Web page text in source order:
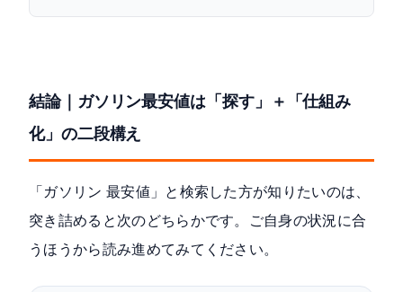
ガソリンを構造的に最安値で給油する方法
ブランド別の最安値給油術
燃費を改善してガソリン代を抑える運転術
ガソリン最安値に関するよくある質問
動チェックリスト」
結論｜ガソリン最安値は「探す」＋「仕組み
化」の二段構え
「ガソリン 最安値」と検索した方が知りたいのは、
突き詰めると次のどちらかです。ご自身の状況に合
うほうから読み進めてみてください。